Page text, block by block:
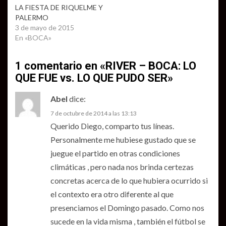
LA FIESTA DE RIQUELME Y
PALERMO
3 de mayo de 2015
En «BOCA»
1 comentario en « RIVER – BOCA: LO
QUE FUE vs. LO QUE PUDO SER»
Abel dice:
7 de octubre de 2014 a las 13:13
Querido Diego, comparto tus líneas.
Personalmente me hubiese gustado que se
juegue el partido en otras condiciones
climáticas , pero nada nos brinda certezas
concretas acerca de lo que hubiera ocurrido si
el contexto era otro diferente al que
presenciamos el Domingo pasado. Como nos
sucede en la vida misma , también el fútbol se